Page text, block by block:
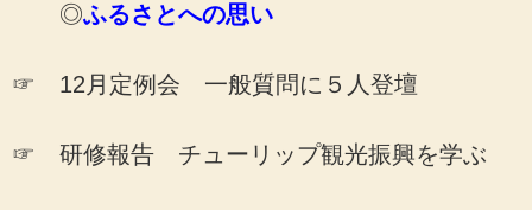
◎ふるさとへの思い
☞ 12月定例会 一般質問に５人登壇
☞ 研修報告 チューリップ観光振興を学ぶ